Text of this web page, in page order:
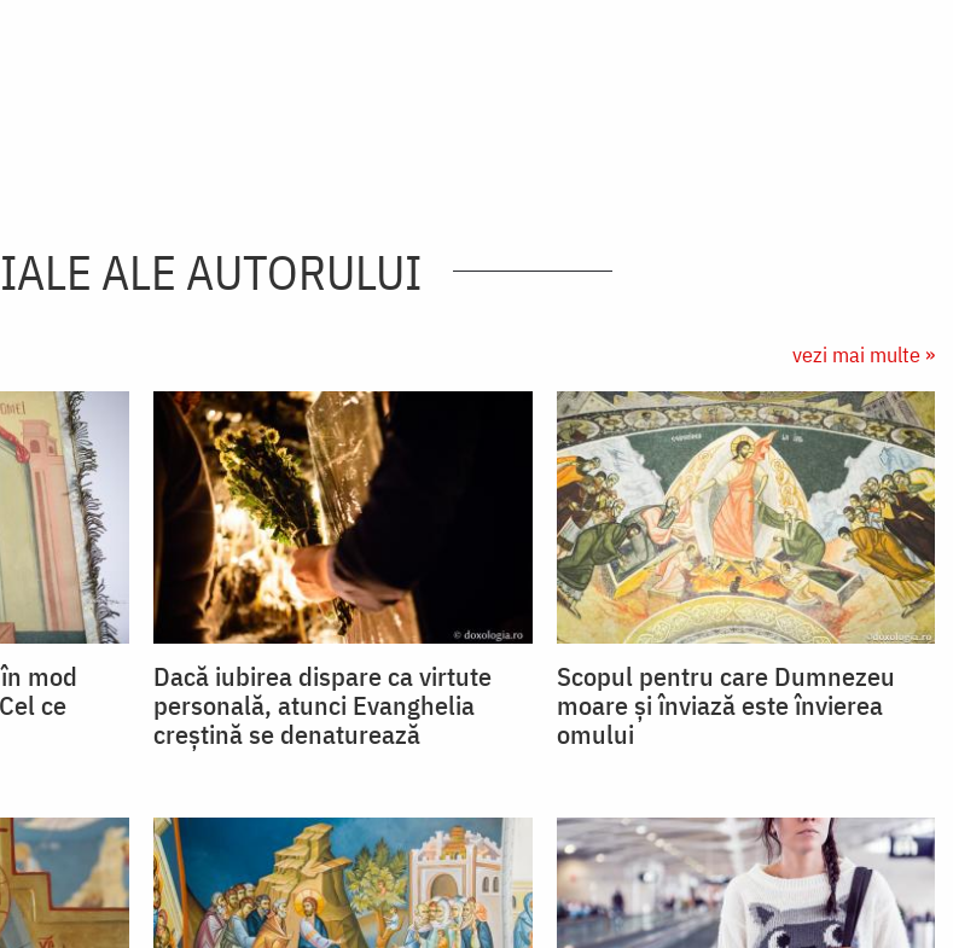
ALE AUTORULUI
vezi mai multe »
mod
ce
Dacă iubirea dispare ca virtute
personală, atunci Evanghelia
creștină se denaturează
Scopul pentru care Dumnezeu
moare și înviază este învierea
omului